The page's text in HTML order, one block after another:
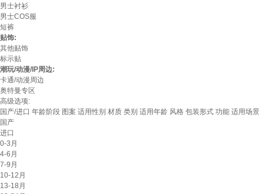
男士衬衫
男士COS服
短裤
贴饰:
其他贴饰
标示贴
潮玩/动漫/IP周边:
卡通/动漫周边
奥特曼专区
高级选项:
国产/进口 年龄阶段 图案 适用性别 材质 类别 适用年龄 风格 包装形式 功能 适用场景
国产
进口
0-3月
4-6月
7-9月
10-12月
13-18月